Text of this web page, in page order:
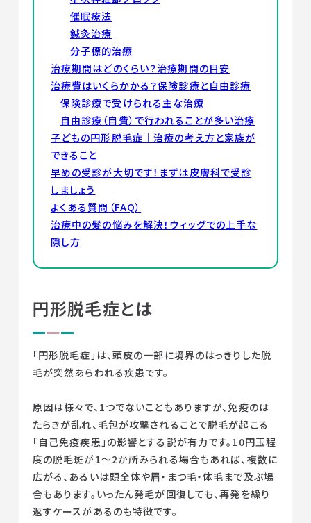
催眠療法
鍼灸治療
分子標的治療
治療期間はどのくらい？治療期間の目安
治療費はいくらかかる？保険診療と自由診療
保険診療で受けられる主な治療
自由診療（自費）で行われることが多い治療
子どもの円形脱毛症｜治療の考え方と家族が
できること
早めの受診が大切です！まずは皮膚科で受診
しましょう
よくある質問（FAQ）
治療中の髪の悩みを解決！ウィッグでの上手な
隠し方
円形脱毛症とは
「円形脱毛症」は、頭皮の一部に境界のはっきりした脱
毛が突然あらわれる疾患です。
原因は様々で、1つでないこともありますが、免疫のは
たらきが乱れ、毛包が攻撃されることで脱毛が起こる
「自己免疫疾患」の影響とする説が有力です。10円玉程
度の脱毛斑が1～2か所みられる場合もあれば、複数に
広がる、あるいは頭全体や眉・まつ毛・体毛まで及ぶ場
合もあります。いったん発毛が回復しても、再発を繰り
返すケースがあるのも特徴です。